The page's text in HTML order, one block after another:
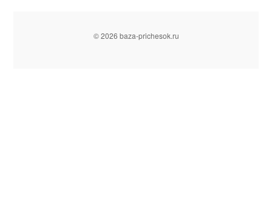
© 2026 baza-prichesok.ru